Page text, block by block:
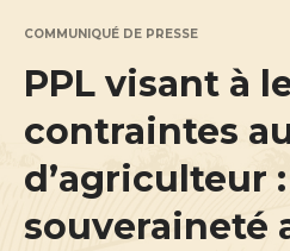
COMMUNIQUÉ DE PRESSE
PPL visant à
contraintes
d’agriculteur
souveraineté